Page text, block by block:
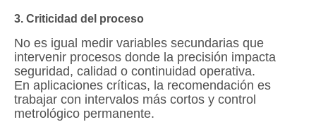
3. Criticidad del proceso
No es igual medir variables secundarias que
intervenir procesos donde la precisión impacta
seguridad, calidad o continuidad operativa.
En aplicaciones críticas, la recomendación es
trabajar con intervalos más cortos y control
metrológico permanente.